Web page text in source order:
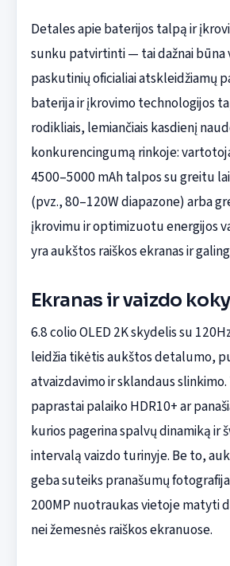
Detales apie baterijos talpą ir
sunku patvirtinti — tai dažnai būna
paskutinių oficialiai atskleidžiamų
baterija ir įkrovimo technologijos
rodikliais, lemiančiais kasdienį
konkurencingumą rinkoje:
4500–5000 mAh talpos su greitu
(pvz., 80–120W diapazone) arba
įkrovimu ir optimizuotu energijos
yra aukštos raiškos ekranas ir
Ekranas ir vaizdo
6.8 colio OLED 2K skydelis su
leidžia tikėtis aukštos detalumo,
atvaizdavimo ir sklandaus
paprastai palaiko HDR10+ ar
kurios pagerina spalvų dinamiką ir
intervalą vaizdo turinyje. Be to,
geba suteiks pranašumų
200MP nuotraukas vietoje matyti
nei žemesnės raiškos ekranuose.